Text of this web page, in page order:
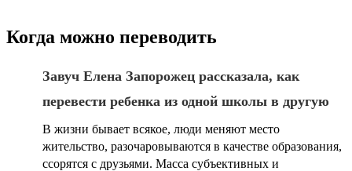
Когда можно переводить
Завуч Елена Запорожец рассказала, как
перевести ребенка из одной школы в другую
В жизни бывает всякое, люди меняют место
жительство, разочаровываются в качестве образования,
ссорятся с друзьями. Масса субъективных и